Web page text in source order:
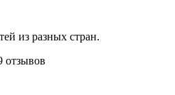
из разных стран.
отзывов